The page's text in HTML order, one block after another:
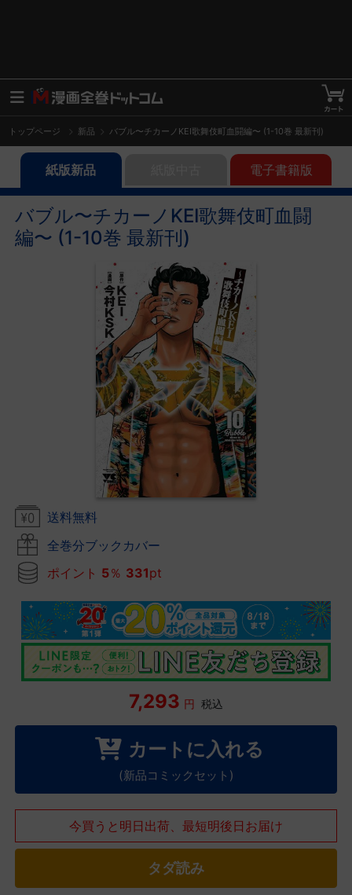
トップページ 新品 バブル〜チカーノKEI歌舞伎町血闘編〜 (1-10巻 最新刊)
紙版新品 電子書籍版
バブル〜チカーノKEI歌舞伎町血闘
編〜 (1-10巻 最新刊)
送料無料
全巻分ブックカバー
ポイント 5％ 331pt
7,293 円 税込
カートに入れる
(新品コミックセット)
今買うと明日出荷、最短明後日お届け
タダ読み